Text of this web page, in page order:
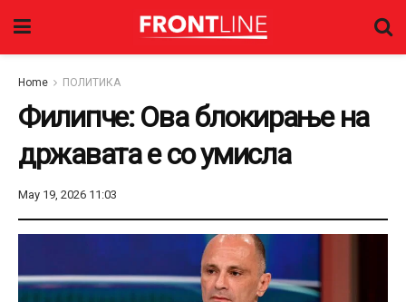
Home ПОЛИТИКА
Филипче: Ова блокирање на
државата е со умисла
May 19, 2026 11:03